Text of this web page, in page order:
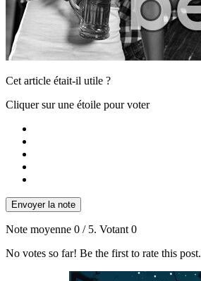
Cet article était-il utile ?
Cliquer sur une étoile pour voter
Envoyer la note
Note moyenne 0 / 5. Votant 0
No votes so far! Be the first to rate this post.